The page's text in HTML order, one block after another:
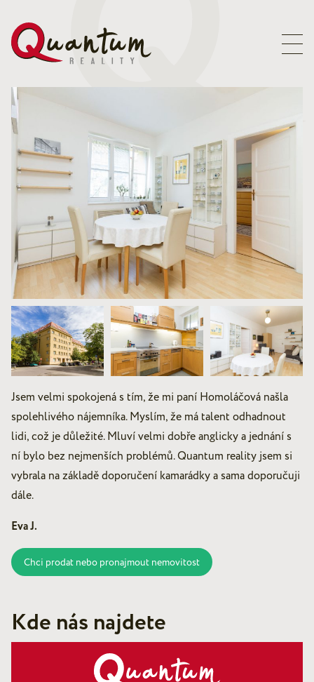
Jsem velmi spokojená s tím, že mi paní Homoláčová našla
spolehlivého nájemníka. Myslím, že má talent odhadnout
lidi, což je důležité. Mluví velmi dobře anglicky a jednání s
ní bylo bez nejmenších problémů. Quantum reality jsem si
vybrala na základě doporučení kamarádky a sama doporučuji
dále.
Eva J.
Chci prodat nebo pronajmout nemovitost
Kde nás najdete